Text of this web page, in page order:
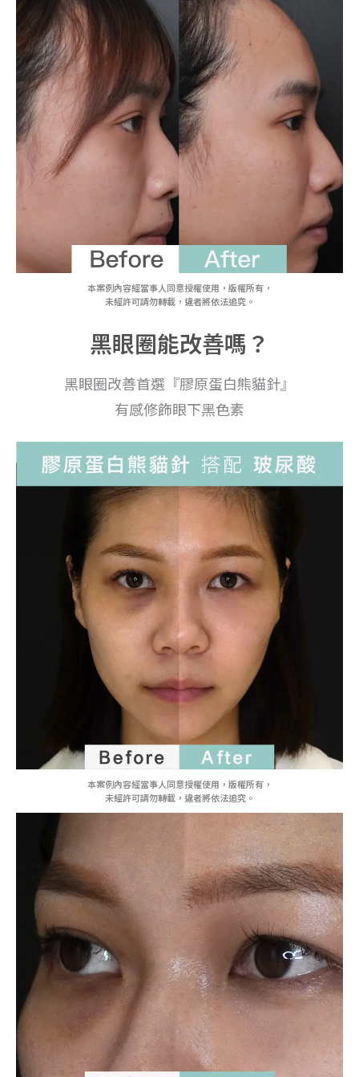
本案例內容經當事人同意授權使用，版權所有，
未經許可請勿轉載，違者將依法追究。
黑眼圈能改善嗎？
黑眼圈改善首選『膠原蛋白熊貓針』
有感修飾眼下黑色素
本案例內容經當事人同意授權使用，版權所有，
未經許可請勿轉載，違者將依法追究。